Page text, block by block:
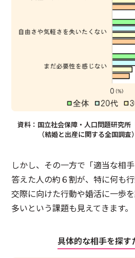
資料：国立社会保障・人口問題研究所
（結婚と出産に関する全国調査
しかし、その一方で「適当な相
答えた人の約６割が、特に何も
交際に向けた行動や婚活に一歩
多いという課題も見えてきます。
具体的な相手を探す